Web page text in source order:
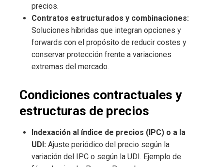
precios.
Contratos estructurados y combinaciones:
Soluciones híbridas que integran opciones y
forwards con el propósito de reducir costes y
conservar protección frente a variaciones
extremas del mercado.
Condiciones contractuales y
estructuras de precios
Indexación al índice de precios (IPC) o a la
UDI: Ajuste periódico del precio según la
variación del IPC o según la UDI. Ejemplo de